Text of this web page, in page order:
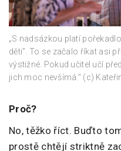
„S nadsázkou platí
děti”. To se začalo říkat asi
výstižné. Pokud učitel učí
jich moc nevšímá.“ (c)
Proč?
No, těžko říct. Buďto
prostě chtějí striktně